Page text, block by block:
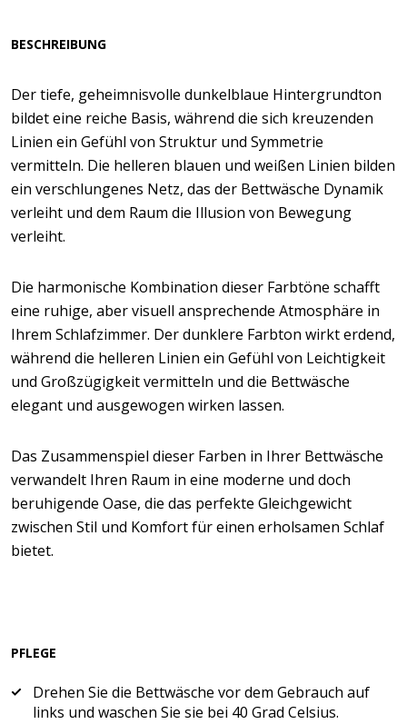
BESCHREIBUNG
Der tiefe, geheimnisvolle dunkelblaue Hintergrundton
bildet eine reiche Basis, während die sich kreuzenden
Linien ein Gefühl von Struktur und Symmetrie
vermitteln. Die helleren blauen und weißen Linien bilden
ein verschlungenes Netz, das der Bettwäsche Dynamik
verleiht und dem Raum die Illusion von Bewegung
verleiht.
Die harmonische Kombination dieser Farbtöne schafft
eine ruhige, aber visuell ansprechende Atmosphäre in
Ihrem Schlafzimmer. Der dunklere Farbton wirkt erdend,
während die helleren Linien ein Gefühl von Leichtigkeit
und Großzügigkeit vermitteln und die Bettwäsche
elegant und ausgewogen wirken lassen.
Das Zusammenspiel dieser Farben in Ihrer Bettwäsche
verwandelt Ihren Raum in eine moderne und doch
beruhigende Oase, die das perfekte Gleichgewicht
zwischen Stil und Komfort für einen erholsamen Schlaf
bietet.
PFLEGE
Drehen Sie die Bettwäsche vor dem Gebrauch auf
links und waschen Sie sie bei 40 Grad Celsius.